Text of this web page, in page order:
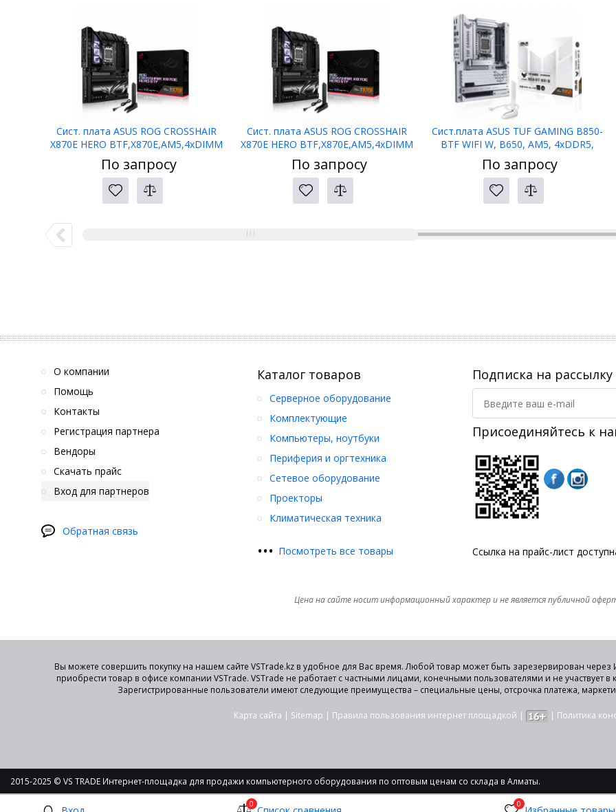
0 0
Сист. плата ASUS ROG CROSSHAIR
X870E HERO BTF,X870E,AM5,4xDIMM
DDR5,2xPCI-E x16
,5xM.2,4xSATA,HDMI,WIFI7,BOX
По запросу
Сист. плата ASUS ROG CROSSHAIR
X870E HERO BTF,X870E,AM5,4xDIMM
DDR5,2xPCI-E x16
,5xM.2,4xSATA,HDMI,WIFI7,BOX
По запросу
Сист.плата ASUS TUF GAMING B850-
BTF WIFI W, B650, AM5, 4xDDR5,
2xPCI-E x16, PCI-Ex1, M2,
SATA,HDMI,DP, WIFI7, WHITE, BOX
По запросу
О компании
Помощь
Контакты
Регистрация партнера
Вендоры
Скачать прайс
Вход для партнеров
Обратная связь
Каталог товаров
Серверное оборудование
Комплектующие
Компьютеры, ноутбуки
Периферия и оргтехника
Сетевое оборудование
Проекторы
Климатическая техника
••• Посмотреть все товары
Подписка на рассылку
Присоединяйтесь к
Ссылка на прайс-лист
Цена на сайте носит информационный характер и не является публичной
Вы можете совершить покупку на нашем сайте VSTrade.kz в удобное для Вас время. Любой товар может быть зарезервирован через
приобрести товар в офисе компании VSTrade. VSTrade не работает с частными лицами, конечными пользователями и не участвует
Зарегистрированные пользователи имеют следующие преимущества – специальные цены, отсрочка платежа,
Карта сайта | Sitemap | Правила пользования интернет площадкой | | Политика
2015-2025 © VS TRADE Интернет-площадка для продажи компьютерного оборудования по оптовым ценам со склада в Алматы.